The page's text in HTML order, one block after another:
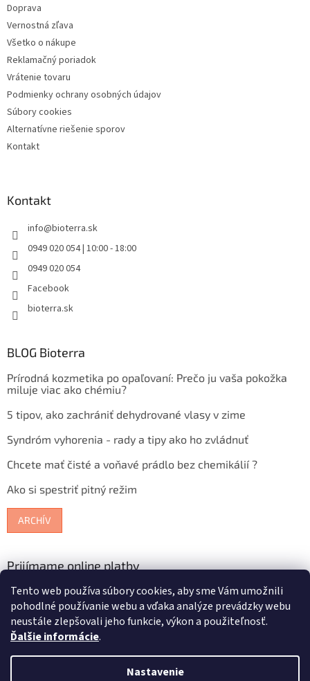
Tento web používa súbory cookies, aby sme Vám umožnili
pohodlné používanie webu a vďaka analýze prevádzky webu
neustále zlepšovali jeho funkcie, výkon a použiteľnosť.
Ďalšie informácie.
Nastavenie
Doprava
Vernostná zľava
Všetko o nákupe
Reklamačný poriadok
Vrátenie tovaru
Podmienky ochrany osobných údajov
Súbory cookies
Alternatívne riešenie sporov
Kontakt
Kontakt
info@bioterra.sk
0949 020 054 | 10:00 - 18:00
0949 020 054
Facebook
bioterra.sk
BLOG Bioterra
Prírodná kozmetika po opaľovaní: Prečo ju vaša pokožka
miluje viac ako chémiu?
5 tipov, ako zachrániť dehydrované vlasy v zime
Syndróm vyhorenia - rady a tipy ako ho zvládnuť
Chcete mať čisté a voňavé prádlo bez chemikálií ?
Ako si spestriť pitný režim
ARCHÍV
Prijímame online platby